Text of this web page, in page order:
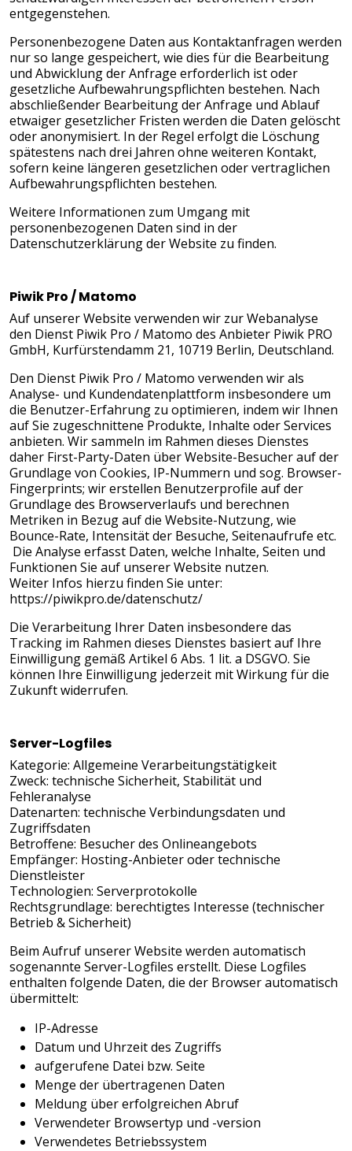
entgegenstehen.
Personenbezogene Daten aus Kontaktanfragen werden
nur so lange gespeichert, wie dies für die Bearbeitung
und Abwicklung der Anfrage erforderlich ist oder
gesetzliche Aufbewahrungspflichten bestehen. Nach
abschließender Bearbeitung der Anfrage und Ablauf
etwaiger gesetzlicher Fristen werden die Daten gelöscht
oder anonymisiert. In der Regel erfolgt die Löschung
spätestens nach drei Jahren ohne weiteren Kontakt,
sofern keine längeren gesetzlichen oder vertraglichen
Aufbewahrungspflichten bestehen.
Weitere Informationen zum Umgang mit
personenbezogenen Daten sind in der
Datenschutzerklärung der Website zu finden.
Piwik Pro / Matomo
Auf unserer Website verwenden wir zur Webanalyse
den Dienst Piwik Pro / Matomo des Anbieter Piwik PRO
GmbH, Kurfürstendamm 21, 10719 Berlin, Deutschland.
Den Dienst Piwik Pro / Matomo verwenden wir als
Analyse- und Kundendatenplattform insbesondere um
die Benutzer-Erfahrung zu optimieren, indem wir Ihnen
auf Sie zugeschnittene Produkte, Inhalte oder Services
anbieten. Wir sammeln im Rahmen dieses Dienstes
daher First-Party-Daten über Website-Besucher auf der
Grundlage von Cookies, IP-Nummern und sog. Browser-
Fingerprints; wir erstellen Benutzerprofile auf der
Grundlage des Browserverlaufs und berechnen
Metriken in Bezug auf die Website-Nutzung, wie
Bounce-Rate, Intensität der Besuche, Seitenaufrufe etc.
Die Analyse erfasst Daten, welche Inhalte, Seiten und
Funktionen Sie auf unserer Website nutzen.
Weiter Infos hierzu finden Sie unter:
https://piwikpro.de/datenschutz/
Die Verarbeitung Ihrer Daten insbesondere das
Tracking im Rahmen dieses Dienstes basiert auf Ihre
Einwilligung gemäß Artikel 6 Abs. 1 lit. a DSGVO. Sie
können Ihre Einwilligung jederzeit mit Wirkung für die
Zukunft widerrufen.
Server-Logfiles
Kategorie: Allgemeine Verarbeitungstätigkeit
Zweck: technische Sicherheit, Stabilität und
Fehleranalyse
Datenarten: technische Verbindungsdaten und
Zugriffsdaten
Betroffene: Besucher des Onlineangebots
Empfänger: Hosting-Anbieter oder technische
Dienstleister
Technologien: Serverprotokolle
Rechtsgrundlage: berechtigtes Interesse (technischer
Betrieb & Sicherheit)
Beim Aufruf unserer Website werden automatisch
sogenannte Server-Logfiles erstellt. Diese Logfiles
enthalten folgende Daten, die der Browser automatisch
übermittelt:
IP-Adresse
Datum und Uhrzeit des Zugriffs
aufgerufene Datei bzw. Seite
Menge der übertragenen Daten
Meldung über erfolgreichen Abruf
Verwendeter Browsertyp und -version
Verwendetes Betriebssystem